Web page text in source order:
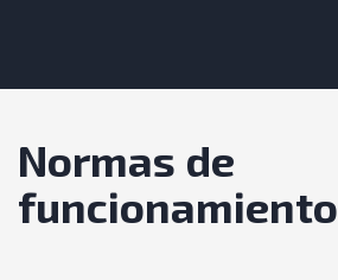
Normas de
funcionamiento